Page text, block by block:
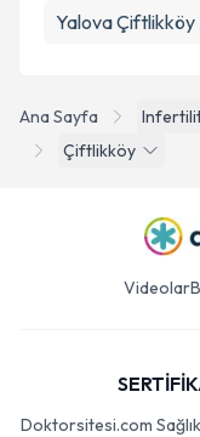
Ana Sayfa
Çiftlikköy
Yalova Çiftlikköy
Videolar
Doktorsitesi.com